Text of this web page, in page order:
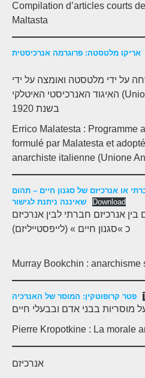
Compilation d’articles courts
Maltasta
אריקו מלטסטה: פרוגרמה אנרכיסטית
על ידי מלטסטה ואומצה על ידי
האיגוד האנרכיסטי האיטלקי (Unione Anarchica Italiana)
בשנת 1920
Errico Malatesta : Programme
formulé par Malatesta et
anarchiste italienne (Unione
או אנרכיזם של סגנון חיים – תהום
שאיננה ניתנת לגישור
Download
בין אנרכיזם חברתי לבין אנרכיזם
כ »סגנון חיים » (לייפסטייליזם)
Murray Bookchin :
פטר קרופוטקין: המוסר של האנרכיה
Pierre Kropotkine : La morale
אנרכיזם